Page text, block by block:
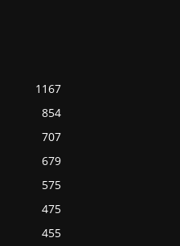
1167
854
707
679
575
475
455